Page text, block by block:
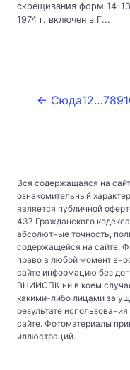
скрещивания форм 14-
1974 г. включен в Г...
← Сюда12…789
Вся содержащаяся на
ознакомительный
является публичной
437 Гражданского
абсолютные точность,
содержащейся на сайте.
право в любой момент
сайте информацию без
ВНИИСПК ни в коем
какими-либо лицами за
результате
сайте. Фотоматериалы
иллюстраций.